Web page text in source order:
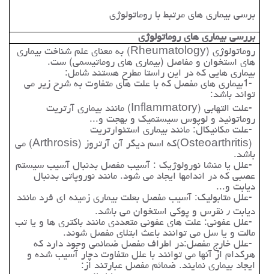
برسی بیماری های مرتبط با روماتولوژی
بررسی بیماری های روماتولوژی
روماتولوژی (Rheumatology)به معناي علم شناخت بیماری
های استخوان و مفاصل (بیماری های روماتیسمی) ست.
بیماری هایی که در این راستا مطرح هستند شامل:
1-بیماری های مفصل که با علت های متفاوت به شرح زیر می
تواند باشد:
-علت التهابی (Inflammatory)مانند بیماری آرتریت
روماتوئید و لوپوس سیستمیک و بهجت و...
-علت مکانیکال: مانند بیماری استئوارتریت
(Osteoarthritis)که اسم دیگر آن آرتروز (Arthrosis)می
باشد.
-علل یا منشا نورولوژیک : آسیب مفصل بدنبال آسیب سیستم
عصبی که در اندامها ایجاد می شود. مانند نوروپاتی بدنبال
دیابت و...
-علل متابولیک: آسیب مفصل بعلت بیماری زمینه ای فرد مانند
دیابت٫ نقرس و پوکی استخوان می باشد.
-علل عفونی: علت های عفونی متعددی مانند باکتری ها و یا تب
مالت و یا سل می توانند باعث ابتلای مفصل شوند.
-علل خارج مفصل:در اطراف مفصل ضمائمی وجود دارد که
هرکدام از آنها می توانند با علل متفاوت دچار آسیب شده و
ایجاد بیماری نمایند. ضمائم مفصل عبارتند از :